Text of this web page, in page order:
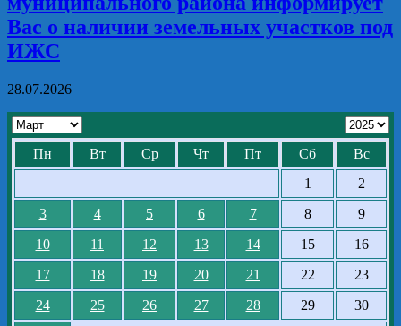
Вас о наличии земельных участков под
ИЖС
28.07.2026
Пн Вт Ср Чт Пт Сб
Вс
1
2
3
4 5 6 7 8
9
10
11 12 13 14 15
16
17
18 19 20 21 22
23
24
25 26 27 28 29
30